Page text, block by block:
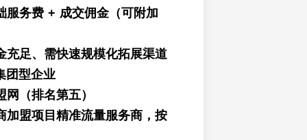
服务费 + 成交佣金（可附加
充足、需快速规模化拓展渠道
团型企业
（排名第五）
加盟项目精准流量服务商，按